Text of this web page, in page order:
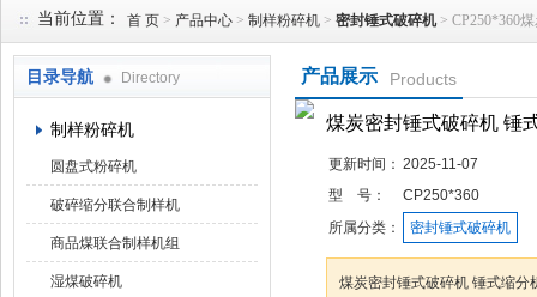
当前位置： 首 页 > 产品中心 > 制样粉碎机 > 密封锤式破碎机> CP250*360
目录导航 Directory
制样粉碎机
圆盘式粉碎机
破碎缩分联合制样机
商品煤联合制样机组
湿煤破碎机
产品展示 Products
煤炭密封锤式破碎机 锤
更新时间： 2025-11-07
型 号：
CP250*360
所属分类：
密封锤式破碎机
煤炭密封锤式破碎机 锤式缩分